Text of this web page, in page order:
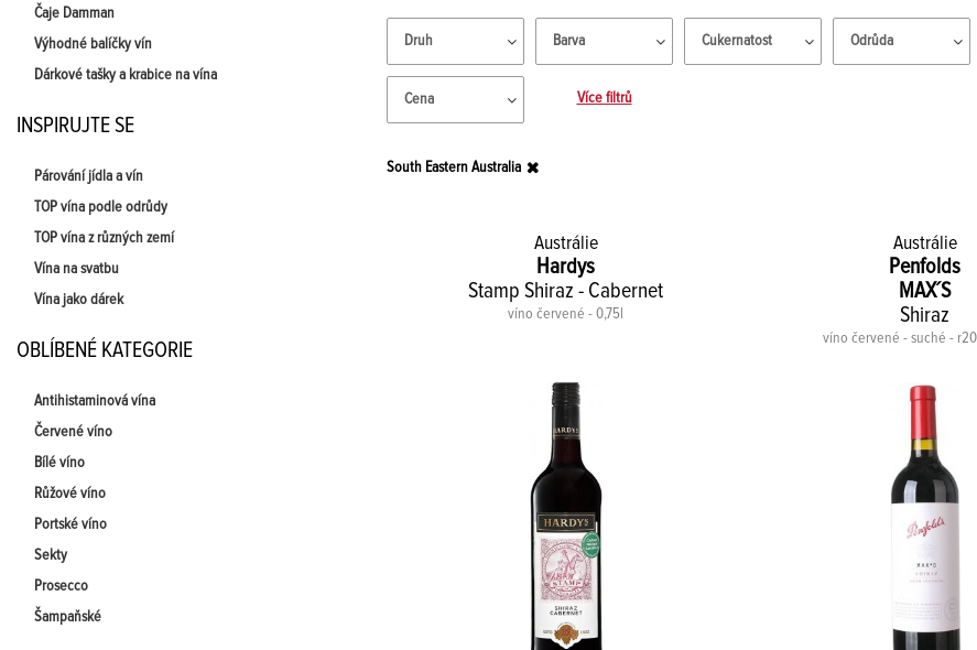
Čaje Damman
Výhodné balíčky vín
Dárkové tašky a krabice na vína
INSPIRUJTE SE
Párování jídla a vín
TOP vína podle odrůdy
TOP vína z různých zemí
Vína na svatbu
Vína jako dárek
OBLÍBENÉ KATEGORIE
Antihistaminová vína
Červené víno
Bílé víno
Růžové víno
Portské víno
Sekty
Prosecco
Šampaňské
Druh Barva Cukernatost Odrůda
Cena Více filtrů
South Eastern Australia
Austrálie
Hardys
Stamp Shiraz - Cabernet
víno červené - 0,75l
Austrálie
Penfolds
MAX´S
Shiraz
víno červené - suché -